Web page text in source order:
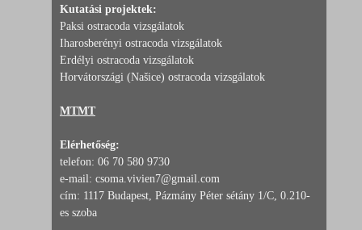
Kutatási projektek:
Paksi ostracoda vizsgálatok
Iharosberényi ostracoda vizsgálatok
Erdélyi ostracoda vizsgálatok
Horvátországi (Našice) ostracoda vizsgálatok
MTMT
Elérhetőség:
telefon: 06 70 580 9730
e-mail: csoma.vivien7@gmail.com
cím: 1117 Budapest, Pázmány Péter sétány 1/C, 0.210-
es szoba